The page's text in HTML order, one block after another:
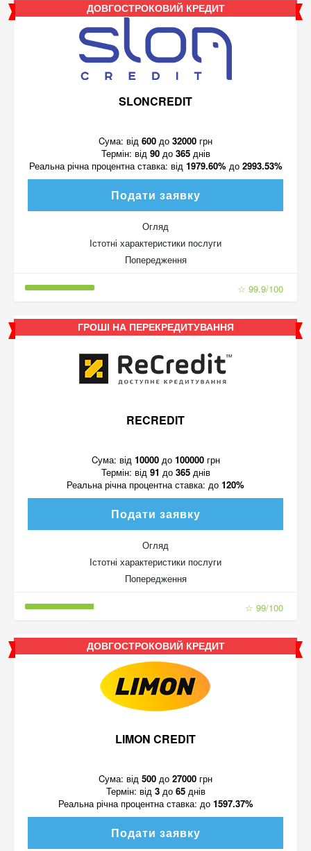
ДОВГОСТРОКОВИЙ КРЕДИТ
SLONCREDIT
Cума: від 600 до 32000 грн
Термін: від 90до 365днів
Реальна річна процентна ставка: від 1979.60%до 2993.53%
Подати заявку
Огляд
Істотні характеристики послуги
Попередження
☆ 99.9/100
ГРОШІ НА ПЕРЕКРЕДИТУВАННЯ
RECREDIT
Cума: від 10000до 100000грн
Термін: від 91 до 365днів
Реальна річна процентна ставка: до 120%
Подати заявку
Огляд
Істотні характеристики послуги
Попередження
☆ 99/100
ДОВГОСТРОКОВИЙ КРЕДИТ
LIMON CREDIT
Cума: від 500 до 27000 грн
Термін: від 3до 65днів
Реальна річна процентна ставка: до 1597.37%
Подати заявку